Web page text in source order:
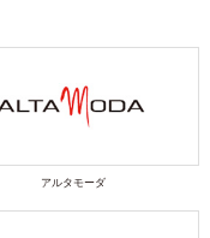
アルタモーダ